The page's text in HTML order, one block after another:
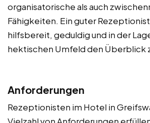
organisatorische als auch
Fähigkeiten. Ein guter
hilfsbereit, geduldig und in der
hektischen Umfeld den Überblick
Anforderungen
Rezeptionisten im Hotel in